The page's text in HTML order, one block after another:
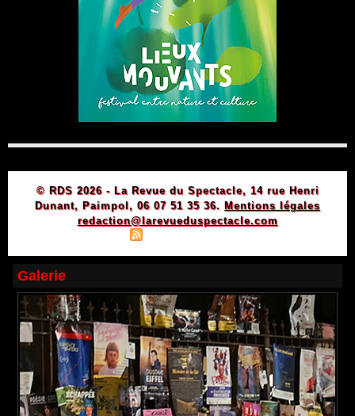
© RDS 2026 - La Revue du Spectacle, 14 rue Henri
Dunant, Paimpol, 06 07 51 35 36. Mentions légales
redaction@larevueduspectacle.com
Galerie